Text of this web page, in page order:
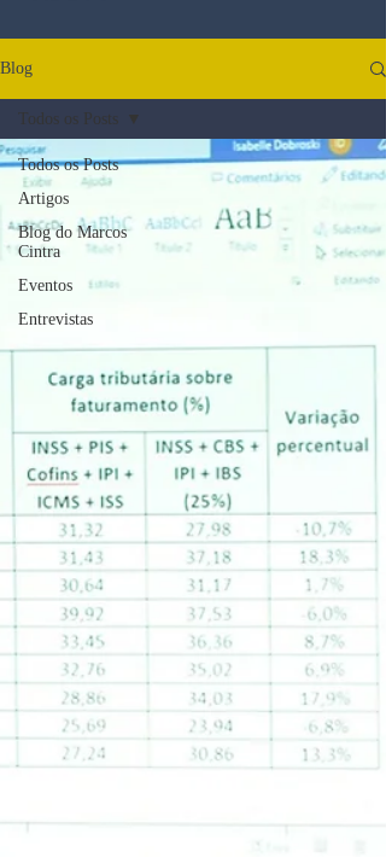
Blog
Todos os Posts
Artigos
Blog do Marcos
Cintra
Eventos
Entrevistas
Todos os Posts